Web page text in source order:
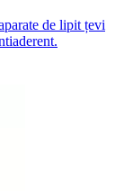
de lipit țevi